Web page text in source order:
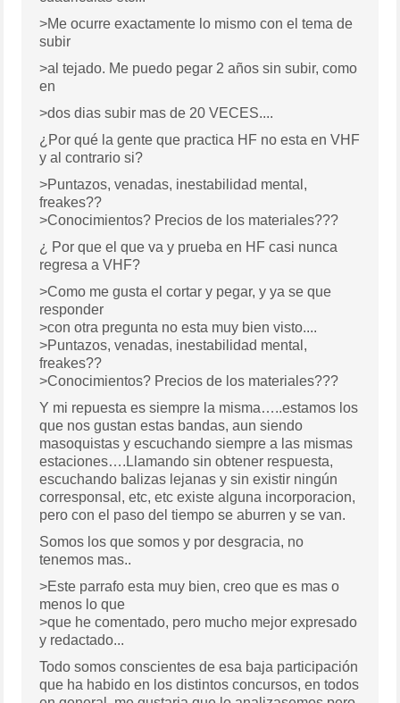
>Me ocurre exactamente lo mismo con el tema de
subir
>al tejado. Me puedo pegar 2 años sin subir, como
en
>dos dias subir mas de 20 VECES....
¿Por qué la gente que practica HF no esta en VHF
y al contrario si?
>Puntazos, venadas, inestabilidad mental,
freakes??
>Conocimientos? Precios de los materiales???
¿ Por que el que va y prueba en HF casi nunca
regresa a VHF?
>Como me gusta el cortar y pegar, y ya se que
responder
>con otra pregunta no esta muy bien visto....
>Puntazos, venadas, inestabilidad mental,
freakes??
>Conocimientos? Precios de los materiales???
Y mi repuesta es siempre la misma…..estamos los
que nos gustan estas bandas, aun siendo
masoquistas y escuchando siempre a las mismas
estaciones….Llamando sin obtener respuesta,
escuchando balizas lejanas y sin existir ningún
corresponsal, etc, etc existe alguna incorporacion,
pero con el paso del tiempo se aburren y se van.
Somos los que somos y por desgracia, no
tenemos mas..
>Este parrafo esta muy bien, creo que es mas o
menos lo que
>que he comentado, pero mucho mejor expresado
y redactado...
Todo somos conscientes de esa baja participación
que ha habido en los distintos concursos, en todos